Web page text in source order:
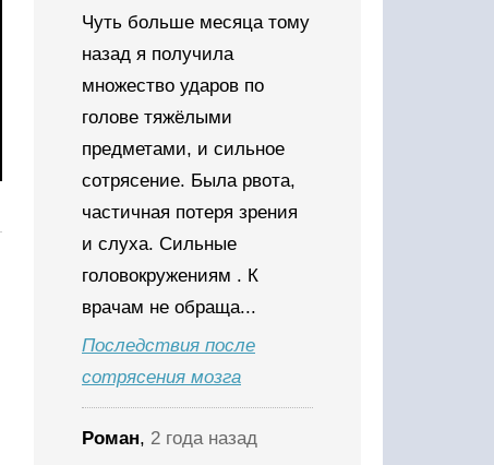
Чуть больше месяца тому
назад я получила
множество ударов по
голове тяжёлыми
предметами, и сильное
сотрясение. Была рвота,
частичная потеря зрения
и слуха. Сильные
головокружениям . К
врачам не обраща...
Последствия после
сотрясения мозга
Роман, 2 года назад